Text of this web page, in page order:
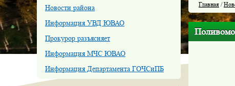
Новости района
Информация УВД ЮВАО
Прокурор разъясняет
Информация МЧС ЮВАО
Информация Департамента ГОЧСиПБ
Главная /